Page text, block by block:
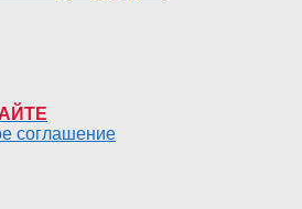
соглашение